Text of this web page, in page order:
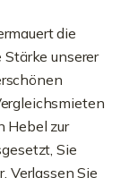
die
unserer
Hebel zur
Sie
Verlassen Sie